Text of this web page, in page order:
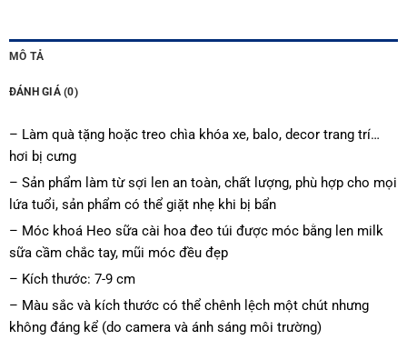
MÔ TẢ
ĐÁNH GIÁ (0)
– Làm quà tặng hoặc treo chìa khóa xe, balo, decor trang trí…
hơi bị cưng
– Sản phẩm làm từ sợi len an toàn, chất lượng, phù hợp cho mọi
lứa tuổi, sản phẩm có thể giặt nhẹ khi bị bẩn
– Móc khoá Heo sữa cài hoa đeo túi được móc bằng len milk
sữa cầm chắc tay, mũi móc đều đẹp
– Kích thước: 7-9 cm
– Màu sắc và kích thước có thể chênh lệch một chút nhưng
không đáng kể (do camera và ánh sáng môi trường)